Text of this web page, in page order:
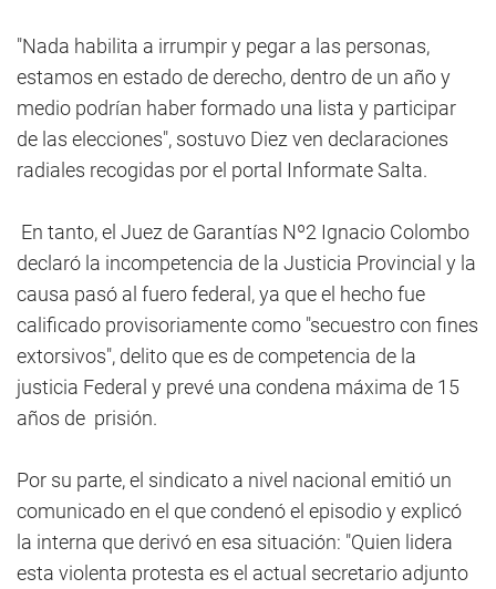
"Nada habilita a irrumpir y pegar a las personas,
estamos en estado de derecho, dentro de un año y
medio podrían haber formado una lista y participar
de las elecciones", sostuvo Diez ven declaraciones
radiales recogidas por el portal Informate Salta.
En tanto, el Juez de Garantías Nº2 Ignacio Colombo
declaró la incompetencia de la Justicia Provincial y la
causa pasó al fuero federal, ya que el hecho fue
calificado provisoriamente como "secuestro con fines
extorsivos", delito que es de competencia de la
justicia Federal y prevé una condena máxima de 15
años de prisión.
Por su parte, el sindicato a nivel nacional emitió un
comunicado en el que condenó el episodio y explicó
la interna que derivó en esa situación: "Quien lidera
esta violenta protesta es el actual secretario adjunto